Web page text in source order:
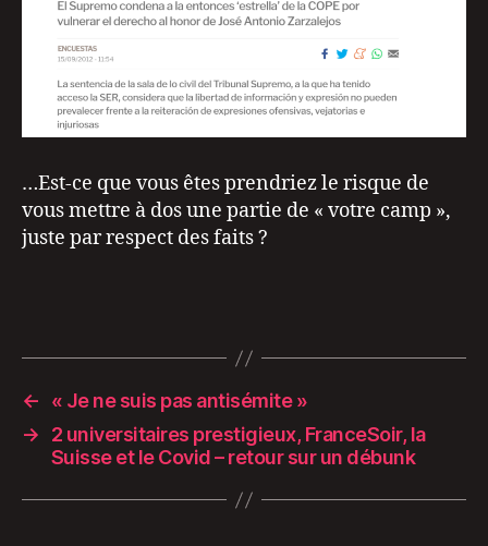
…Est-ce que vous êtes prendriez le risque de
vous mettre à dos une partie de « votre camp »,
juste par respect des faits ?
←
« Je ne suis pas antisémite »
→
2 universitaires prestigieux, FranceSoir, la
Suisse et le Covid – retour sur un débunk